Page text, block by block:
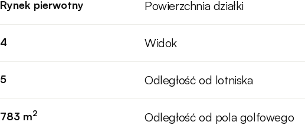
Rynek pierwotny
4
5
783 m2
Powierzchnia działki
Widok
Odległość od lotniska
Odległość od pola golfowego